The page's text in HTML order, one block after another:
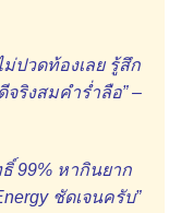
ปวดท้องเลย รู้สึก
ริงสมคำร่ำลือ” –
99% หากินยาก
ชัดเจนครับ”